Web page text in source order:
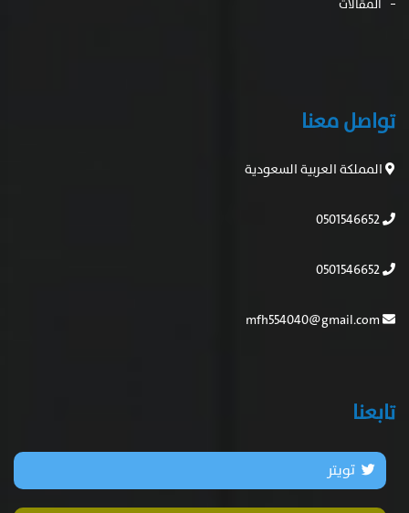
المقالات
تواصل معنا
المملكة العربية السعودية
تابعنا
تويتر